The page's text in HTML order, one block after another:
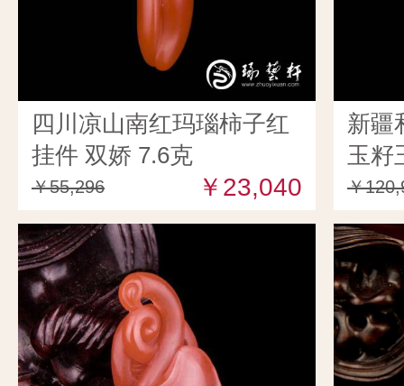
四川凉山南红玛瑙柿子红
挂件 双娇 7.6克
￥55,296 ￥23,040
新疆
玉籽
克
￥